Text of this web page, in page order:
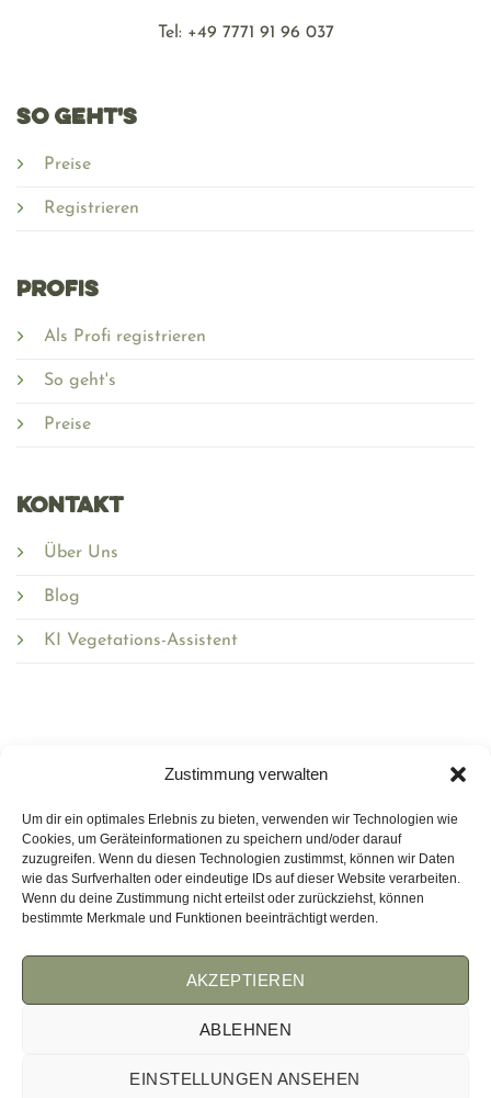
Zustimmung verwalten
Um dir ein optimales Erlebnis zu bieten, verwenden wir Technologien wie
Cookies, um Geräteinformationen zu speichern und/oder darauf
zuzugreifen. Wenn du diesen Technologien zustimmst, können wir Daten
wie das Surfverhalten oder eindeutige IDs auf dieser Website verarbeiten.
Wenn du deine Zustimmung nicht erteilst oder zurückziehst, können
bestimmte Merkmale und Funktionen beeinträchtigt werden.
AKZEPTIEREN
ABLEHNEN
EINSTELLUNGEN ANSEHEN
Tel: ‪+49 7771 91 96 037
SO GEHT'S
Preise
Registrieren
PROFIS
Als Profi registrieren
So geht's
Preise
Kontakt
Über Uns
Blog
KI Vegetations-Assistent
Wirmulchen.de
WEMULCH.COM
AGB IMPRESSUM COOKIES